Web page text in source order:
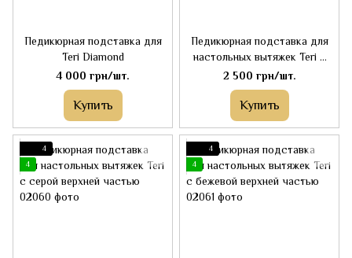
Педикюрная подставка для
Teri Diamond
4 000 грн/шт.
Купить
Педикюрная подставка для
настольных вытяжек Teri с
графитовой верхней частью
2 500 грн/шт.
Купить
4
4
4
4